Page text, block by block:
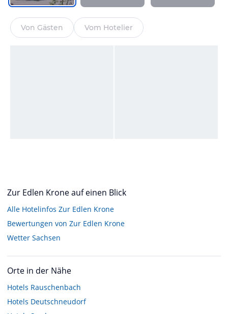
Von Gästen Vom Hotelier
Zur Edlen Krone auf einen Blick
Alle Hotelinfos Zur Edlen Krone
Bewertungen von Zur Edlen Krone
Wetter Sachsen
Orte in der Nähe
Hotels Rauschenbach
Hotels Deutschneudorf